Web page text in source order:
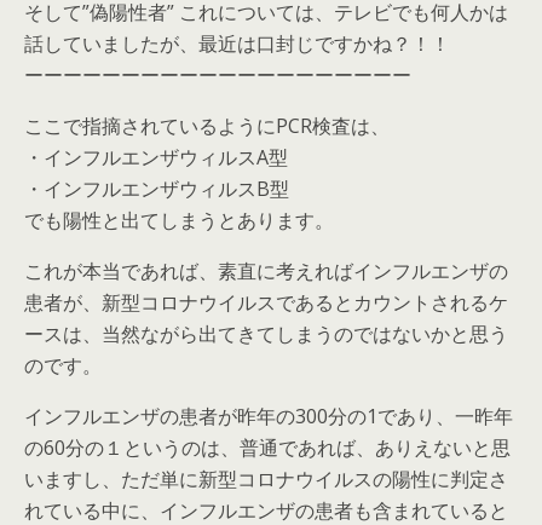
そして”偽陽性者” これについては、テレビでも何人かは
話していましたが、最近は口封じですかね？！！
ーーーーーーーーーーーーーーーーーーーー
ここで指摘されているようにPCR検査は、
・インフルエンザウィルスA型
・インフルエンザウィルスB型
でも陽性と出てしまうとあります。
これが本当であれば、素直に考えればインフルエンザの
患者が、新型コロナウイルスであるとカウントされるケ
ースは、当然ながら出てきてしまうのではないかと思う
のです。
インフルエンザの患者が昨年の300分の1であり、一昨年
の60分の１というのは、普通であれば、ありえないと思
いますし、ただ単に新型コロナウイルスの陽性に判定さ
れている中に、インフルエンザの患者も含まれていると